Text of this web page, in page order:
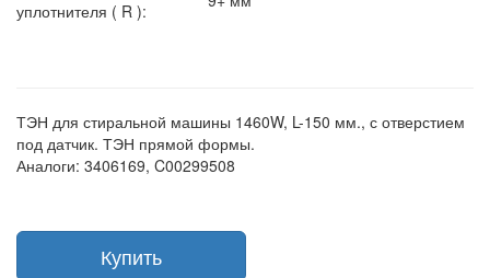
уплотнителя ( R ):
ТЭН для стиральной машины 1460W, L-150 мм., с отверстием
под датчик. ТЭН прямой формы.
Аналоги: 3406169, C00299508